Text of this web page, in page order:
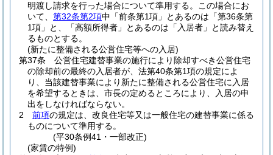
明渡し請求を行った場合について準用する。
この場合にお
いて、 第32条第2項中「前条第1項」とあるのは「第36条第
1項」と、「高額所得者」とあるのは「入居者」と読み替え
るものとする。
(新たに整備される公営住宅等への入居)
第37条
公営住宅建替事業の施行により除却すべき公営住宅
の除却前の最終の入居者が、法第40条第1項の規定によ
り、当該建替事業により新たに整備される公営住宅に入居
を希望するときは、市長の定めるところにより、入居の申
出をしなければならない。
2
前項の規定は、改良住宅等又は一般住宅の建替事業に係る
ものについて準用する。
(平30条例41・一部改正)
(家賃の特例)